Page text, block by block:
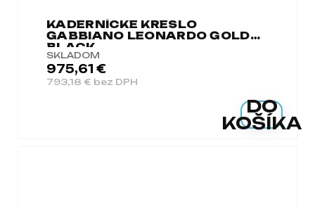
KADERNÍCKE KRESLO
GABBIANO LEONARDO GOLD
BLACK
SKLADOM
793,18 € bez DPH
975,61 €
DO
KOŠÍKA